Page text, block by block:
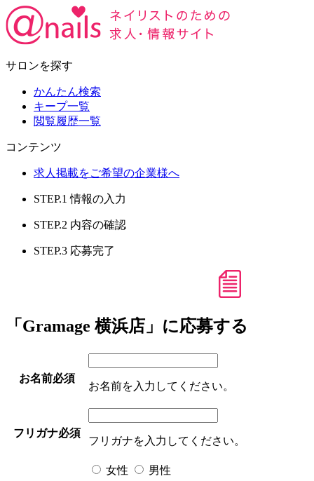
サロンを探す
かんたん検索
キープ一覧
閲覧履歴一覧
コンテンツ
求人掲載をご希望の企業様へ
STEP.1 情報の入力
STEP.2 内容の確認
STEP.3 応募完了
「Gramage 横浜店」に応募する
お名前必須
お名前を入力してください。
フリガナ必須
フリガナを入力してください。
女性 男性